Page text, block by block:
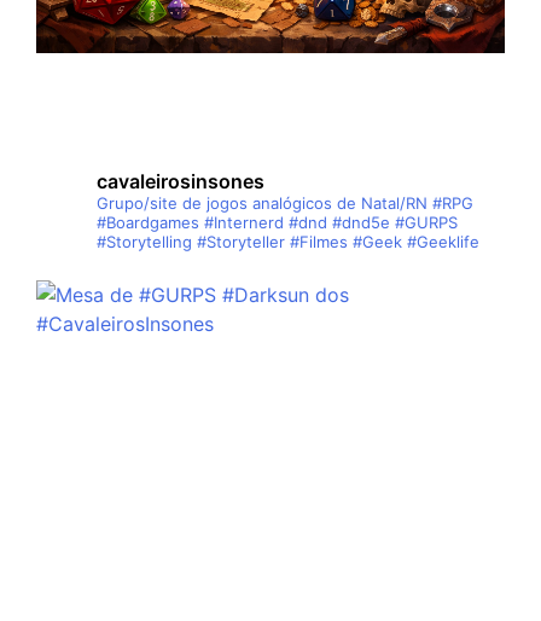
cavaleirosinsones
Grupo/site de jogos analógicos de Natal/RN #RPG
#Boardgames #Internerd #dnd #dnd5e #GURPS
#Storytelling #Storyteller #Filmes #Geek #Geeklife